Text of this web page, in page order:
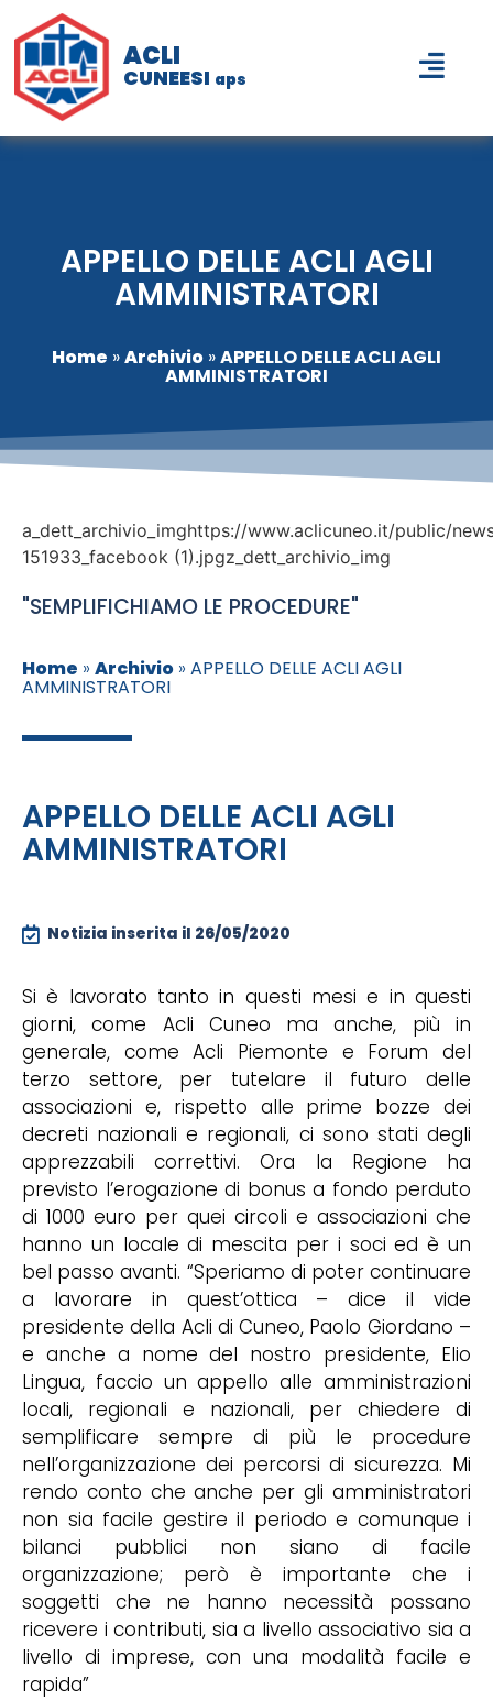
ACLI
CUNEESI aps
APPELLO DELLE ACLI AGLI
AMMINISTRATORI
Home »Archivio »APPELLO DELLE ACLI AGLI
AMMINISTRATORI
a_dett_archivio_imghttps://www.aclicuneo.it/public/
151933_facebook (1).jpgz_dett_archivio_img
"SEMPLIFICHIAMO LE PROCEDURE"
Home » Archivio » APPELLO DELLE ACLI AGLI
AMMINISTRATORI
APPELLO DELLE ACLI AGLI
AMMINISTRATORI
Notizia inserita il 26/05/2020
Si è lavorato tanto in questi mesi e in questi
giorni, come Acli Cuneo ma anche, più in
generale, come Acli Piemonte e Forum del
terzo settore, per tutelare il futuro delle
associazioni e, rispetto alle prime bozze dei
decreti nazionali e regionali, ci sono stati degli
apprezzabili correttivi. Ora la Regione ha
previsto l’erogazione di bonus a fondo perduto
di 1000 euro per quei circoli e associazioni che
hanno un locale di mescita per i soci ed è un
bel passo avanti. “Speriamo di poter continuare
a lavorare in quest’ottica – dice il vide
presidente della Acli di Cuneo, Paolo Giordano –
e anche a nome del nostro presidente, Elio
Lingua, faccio un appello alle amministrazioni
locali, regionali e nazionali, per chiedere di
semplificare sempre di più le procedure
nell’organizzazione dei percorsi di sicurezza. Mi
rendo conto che anche per gli amministratori
non sia facile gestire il periodo e comunque i
bilanci pubblici non siano di facile
organizzazione; però è importante che i
soggetti che ne hanno necessità possano
ricevere i contributi, sia a livello associativo sia a
livello di imprese, con una modalità facile e
rapida”